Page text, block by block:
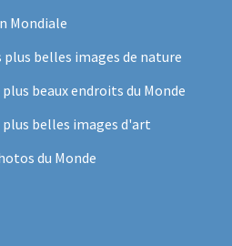
Mondiale
belles images de nature
beaux endroits du Monde
belles images d'art
du Monde